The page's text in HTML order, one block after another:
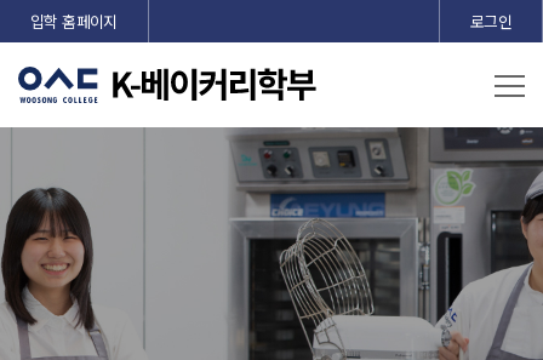
입학 홈페이지 로그인